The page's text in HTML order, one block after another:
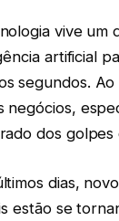
vive um
artificial
segundos.
negócios,
dos golpes
dias,
estão se